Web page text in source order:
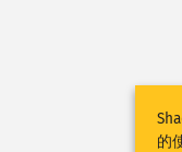
的